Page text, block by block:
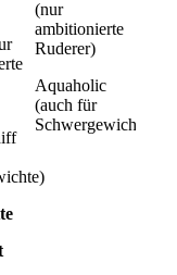
(nur
ambitionierte
Ruderer)
Aquaholic
(auch für
Schwergewicht)